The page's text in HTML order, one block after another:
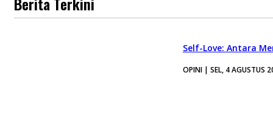
Self-Love: Antara
OPINI | SEL, 4 AGUSTUS